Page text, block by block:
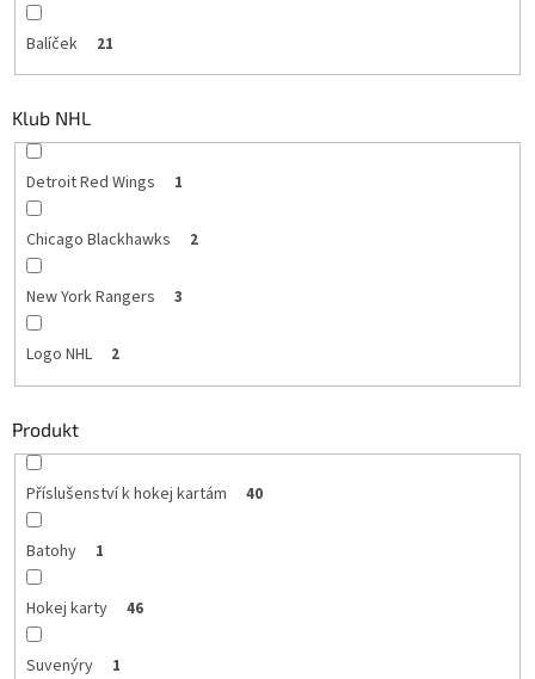
Balíček 21
Klub NHL
Detroit Red Wings 1
Chicago Blackhawks 2
New York Rangers 3
Logo NHL 2
Produkt
Příslušenství k hokej kartám 40
Batohy 1
Hokej karty 46
Suvenýry 1